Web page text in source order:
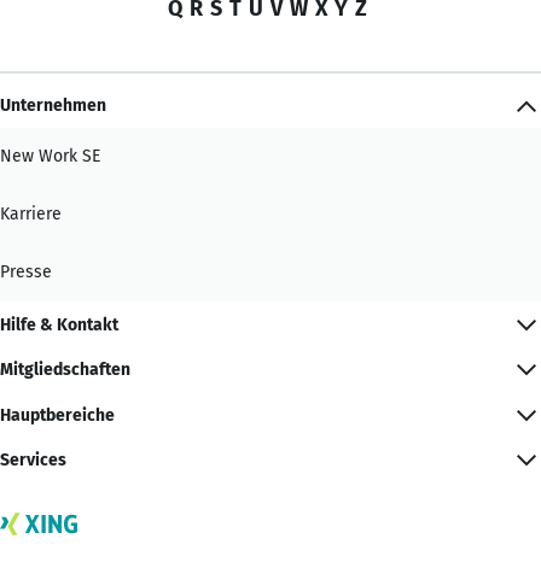
Q R S T U V W X Y Z
Unternehmen
New Work SE
Karriere
Presse
Hilfe & Kontakt
Mitgliedschaften
Hauptbereiche
Services